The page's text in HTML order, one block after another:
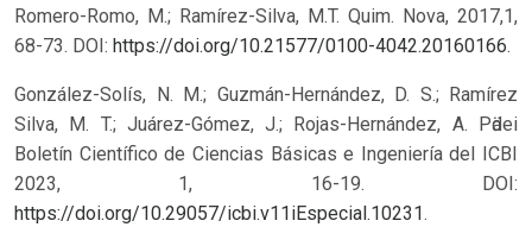
Romero-Romo, M.; Ramírez-Silva, M.T. Quim. Nova, 2017,1,
68-73. DOI: https://doi.org/10.21577/0100-4042.20160166.
González-Solís, N. M.; Guzmán-Hernández, D. S.; Ramírez
Silva, M. T.; Juárez-Gómez, J.; Rojas-Hernández, A. Pӓdei
Boletín Científico de Ciencias Básicas e Ingeniería del ICBI
2023, 1, 16-19. DOI:
https://doi.org/10.29057/icbi.v11iEspecial.10231.